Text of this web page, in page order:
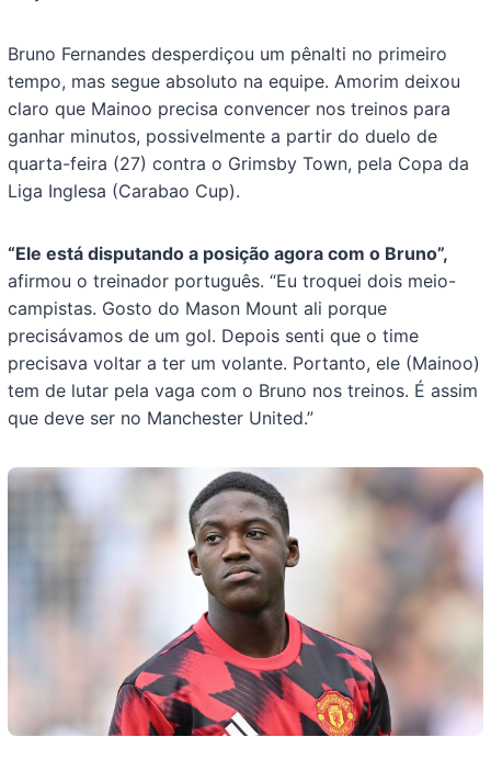
Bruno Fernandes desperdiçou um pênalti no primeiro
tempo, mas segue absoluto na equipe. Amorim deixou
claro que Mainoo precisa convencer nos treinos para
ganhar minutos, possivelmente a partir do duelo de
quarta-feira (27) contra o Grimsby Town, pela Copa da
Liga Inglesa (Carabao Cup).
“Ele está disputando a posição agora com o Bruno”,
afirmou o treinador português. “Eu troquei dois meio-
campistas. Gosto do Mason Mount ali porque
precisávamos de um gol. Depois senti que o time
precisava voltar a ter um volante. Portanto, ele (Mainoo)
tem de lutar pela vaga com o Bruno nos treinos. É assim
que deve ser no Manchester United.”